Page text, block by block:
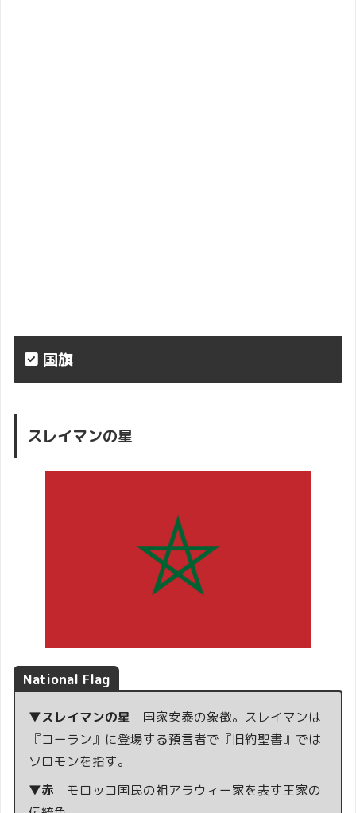
国旗
スレイマンの星
National Flag
▼スレイマンの星 国家安泰の象徴。スレイマンは
『コーラン』に登場する預言者で『旧約聖書』では
ソロモンを指す。
▼赤 モロッコ国民の祖アラウィー家を表す王家の